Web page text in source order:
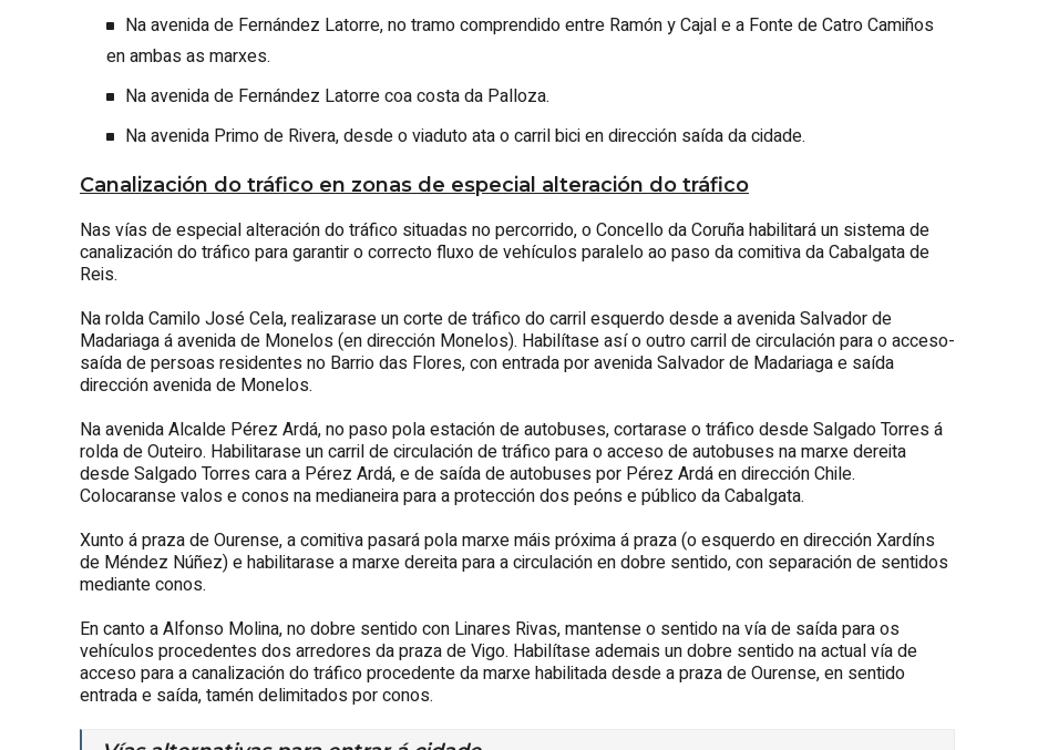
Na avenida de Fernández Latorre, no tramo comprendido entre Ramón y Cajal e a Fonte de Catro Camiños
en ambas as marxes.
Na avenida de Fernández Latorre coa costa da Palloza.
Na avenida Primo de Rivera, desde o viaduto ata o carril bici en dirección saída da cidade.
Canalización do tráfico en zonas de especial alteración do tráfico
Nas vías de especial alteración do tráfico situadas no percorrido, o Concello da Coruña habilitará un sistema de
canalización do tráfico para garantir o correcto fluxo de vehículos paralelo ao paso da comitiva da Cabalgata de
Reis.
Na rolda Camilo José Cela, realizarase un corte de tráfico do carril esquerdo desde a avenida Salvador de
Madariaga á avenida de Monelos (en dirección Monelos). Habilítase así o outro carril de circulación para o acceso-
saída de persoas residentes no Barrio das Flores, con entrada por avenida Salvador de Madariaga e saída
dirección avenida de Monelos.
Na avenida Alcalde Pérez Ardá, no paso pola estación de autobuses, cortarase o tráfico desde Salgado Torres á
rolda de Outeiro. Habilitarase un carril de circulación de tráfico para o acceso de autobuses na marxe dereita
desde Salgado Torres cara a Pérez Ardá, e de saída de autobuses por Pérez Ardá en dirección Chile.
Colocaranse valos e conos na medianeira para a protección dos peóns e público da Cabalgata.
Xunto á praza de Ourense, a comitiva pasará pola marxe máis próxima á praza (o esquerdo en dirección Xardíns
de Méndez Núñez) e habilitarase a marxe dereita para a circulación en dobre sentido, con separación de sentidos
mediante conos.
En canto a Alfonso Molina, no dobre sentido con Linares Rivas, mantense o sentido na vía de saída para os
vehículos procedentes dos arredores da praza de Vigo. Habilítase ademais un dobre sentido na actual vía de
acceso para a canalización do tráfico procedente da marxe habilitada desde a praza de Ourense, en sentido
entrada e saída, tamén delimitados por conos.